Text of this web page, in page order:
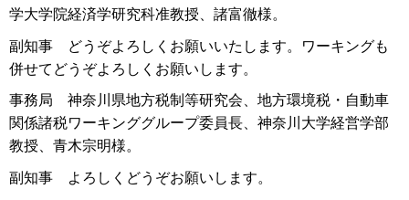
学大学院経済学研究科准教授、諸富徹様。
副知事 どうぞよろしくお願いいたします。ワーキングも
併せてどうぞよろしくお願いします。
事務局 神奈川県地方税制等研究会、地方環境税・自動車
関係諸税ワーキンググループ委員長、神奈川大学経営学部
教授、青木宗明様。
副知事 よろしくどうぞお願いします。